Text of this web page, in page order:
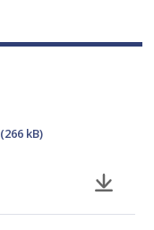
(266 kB)